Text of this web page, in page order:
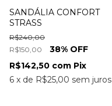
SANDÁLIA CONFORT
STRASS
R$150,00
R$240,00
38% OFF
6 x de R$25,00 sem juros
R$142,50 com Pix